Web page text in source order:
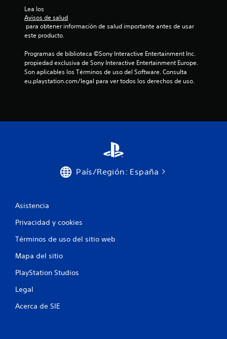
Lea los
Avisos de salud
este producto.
Programas de biblioteca ©Sony Interactive Entertainment Inc.
propiedad exclusiva de Sony Interactive Entertainment Europe.
Son aplicables los Términos de uso del Software. Consulta
eu.playstation.com/legal para ver todos los derechos de uso.
País/Región: España
Asistencia
Privacidad y cookies
Términos de uso del sitio web
Mapa del sitio
PlayStation Studios
Legal
Acerca de SIE